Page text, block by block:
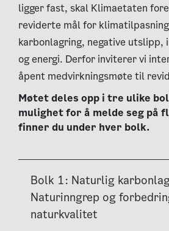
ligger fast, skal Klimaetaten
reviderte mål for
karbonlagring, negative
og energi. Derfor inviterer vi
åpent medvirkningsmøte til
Møtet deles opp i tre ulike
mulighet for å melde seg på
finner du under hver bolk.
Bolk 1: Naturlig
Naturinngrep og
naturkvalitet